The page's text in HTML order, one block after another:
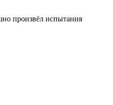
произвёл испытания